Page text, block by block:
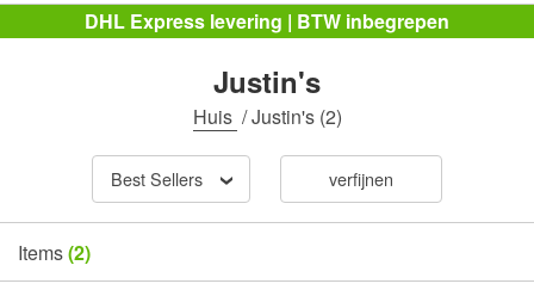
DHL Express levering | BTW inbegrepen
Justin's
Huis /Justin's(2)
Best Sellers verfijnen
Items(2)